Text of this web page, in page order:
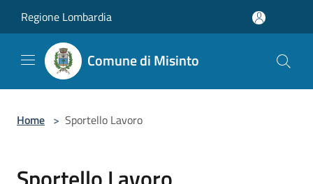
Regione Lombardia
Comune di Misinto
Home > Sportello Lavoro